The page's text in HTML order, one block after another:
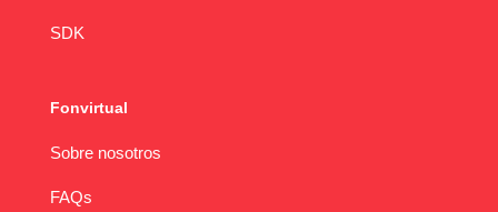
SDK
Fonvirtual
Sobre nosotros
FAQs